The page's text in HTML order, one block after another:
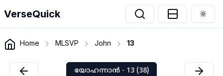
VerseQuick
Home MLSVP John 13
യോഹന്നാൻ - 13 (38)